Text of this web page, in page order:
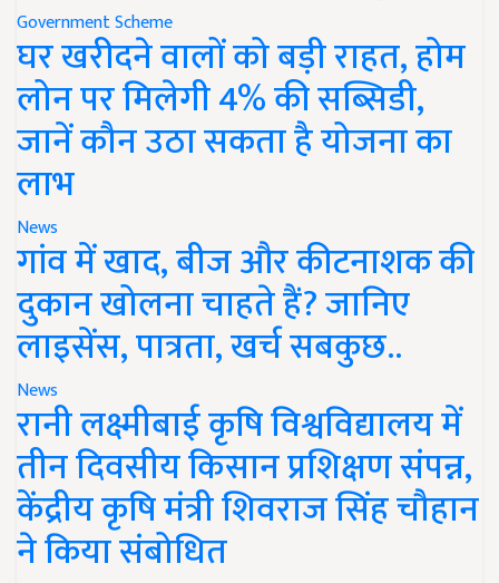
Government Scheme
घर खरीदने वालों को बड़ी राहत, होम
लोन पर मिलेगी 4% की सब्सिडी,
जानें कौन उठा सकता है योजना का
लाभ
News
गांव में खाद, बीज और कीटनाशक की
दुकान खोलना चाहते हैं? जानिए
लाइसेंस, पात्रता, खर्च सबकुछ..
News
रानी लक्ष्मीबाई कृषि विश्वविद्यालय में
तीन दिवसीय किसान प्रशिक्षण संपन्न,
केंद्रीय कृषि मंत्री शिवराज सिंह चौहान
ने किया संबोधित